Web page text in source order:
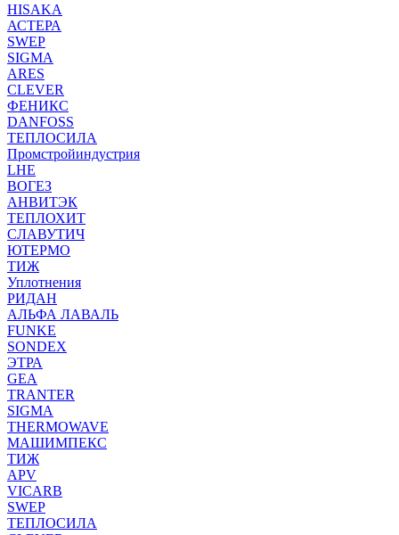
HISAKA
АСТЕРА
SWEP
SIGMA
ARES
CLEVER
ФЕНИКС
DANFOSS
ТЕПЛОСИЛА
Промстройиндустрия
LHE
ВОГЕЗ
АНВИТЭК
ТЕПЛОХИТ
СЛАВУТИЧ
ЮТЕРМО
ТИЖ
Уплотнения
РИДАН
АЛЬФА ЛАВАЛЬ
FUNKE
SONDEX
ЭТРА
GEA
TRANTER
SIGMA
THERMOWAVE
МАШИМПЕКС
ТИЖ
APV
VICARB
SWEP
ТЕПЛОСИЛА